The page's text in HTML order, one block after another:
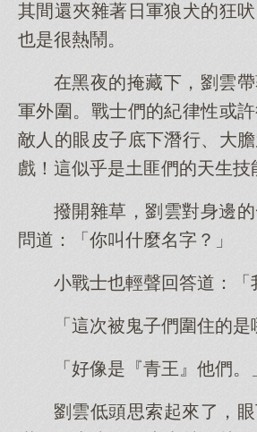
其間還夾雜著日軍狼犬的狂
也是很熱鬧。
在黑夜的掩藏下，劉雲
軍外圍。戰士們的紀律性或
敵人的眼皮子底下潛行、大
戲！這似乎是土匪們的天生技
撥開雜草，劉雲對身邊
問道：「你叫什麼名字？」
小戰士也輕聲回答道：「
「這次被鬼子們圍住的是
「好像是『青王』他們。
劉雲低頭思索起來了，